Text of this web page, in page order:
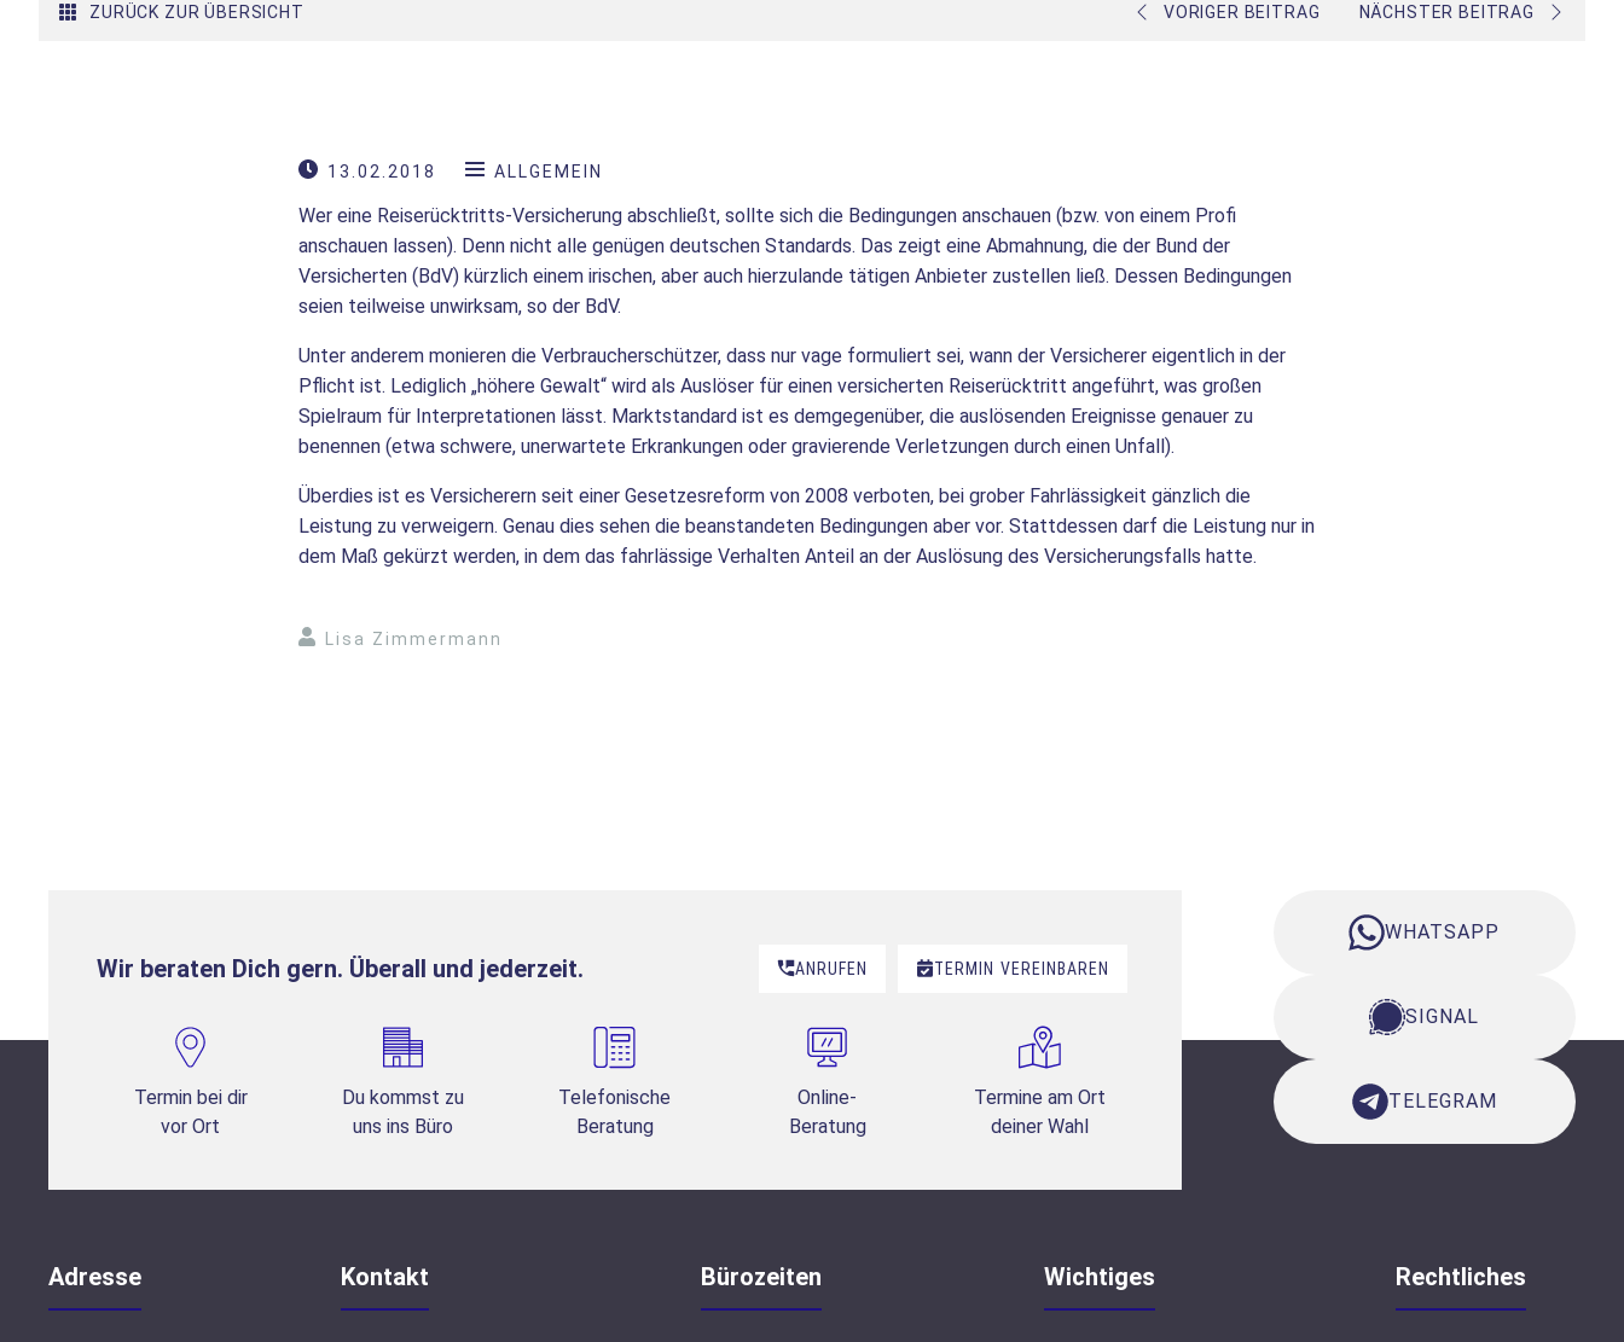
ZURÜCK ZUR ÜBERSICHT VORIGER BEITRAG NÄCHSTER BEITRAG
13.02.2018 ALLGEMEIN
Wer eine Reiserücktritts-Versicherung abschließt, sollte sich die Bedingungen anschauen (bzw. von einem Profi
anschauen lassen). Denn nicht alle genügen deutschen Standards. Das zeigt eine Abmahnung, die der Bund der
Versicherten (BdV) kürzlich einem irischen, aber auch hierzulande tätigen Anbieter zustellen ließ. Dessen Bedingungen
seien teilweise unwirksam, so der BdV.
Unter anderem monieren die Verbraucherschützer, dass nur vage formuliert sei, wann der Versicherer eigentlich in der
Pflicht ist. Lediglich „höhere Gewalt“ wird als Auslöser für einen versicherten Reiserücktritt angeführt, was großen
Spielraum für Interpretationen lässt. Marktstandard ist es demgegenüber, die auslösenden Ereignisse genauer zu
benennen (etwa schwere, unerwartete Erkrankungen oder gravierende Verletzungen durch einen Unfall).
Überdies ist es Versicherern seit einer Gesetzesreform von 2008 verboten, bei grober Fahrlässigkeit gänzlich die
Leistung zu verweigern. Genau dies sehen die beanstandeten Bedingungen aber vor. Stattdessen darf die Leistung nur in
dem Maß gekürzt werden, in dem das fahrlässige Verhalten Anteil an der Auslösung des Versicherungsfalls hatte.
Lisa Zimmermann
Wir beraten Dich gern. Überall und jederzeit. ANRUFEN TERMIN VEREINBAREN
Termin bei dir
vor Ort
Du kommst zu
uns ins Büro
Telefonische
Beratung
Online-
Beratung
Termine am Ort
deiner Wahl
WHATSAPP
SIGNAL
TELEGRAM
Adresse Kontakt Bürozeiten Rechtliches
Wichtiges